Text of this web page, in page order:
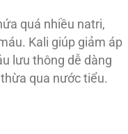
quá nhiều natri,
Kali giúp giảm áp
lưu thông dễ dàng
qua nước tiểu.